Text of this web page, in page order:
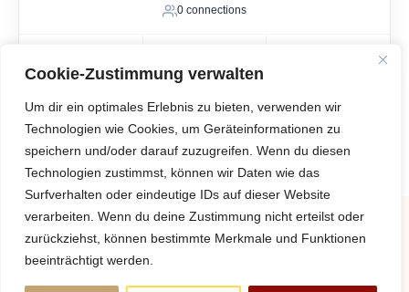
Cookie-Zustimmung verwalten
Um dir ein optimales Erlebnis zu bieten, verwenden wir
Technologien wie Cookies, um Geräteinformationen zu
speichern und/oder darauf zuzugreifen. Wenn du diesen
Technologien zustimmst, können wir Daten wie das
Surfverhalten oder eindeutige IDs auf dieser Website
verarbeiten. Wenn du deine Zustimmung nicht erteilst oder
zurückziehst, können bestimmte Merkmale und Funktionen
beeinträchtigt werden.
0 connections
Connect Follow